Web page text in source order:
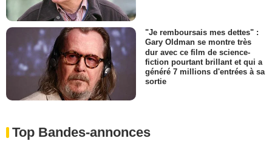
"Je remboursais mes dettes" :
Gary Oldman se montre très
dur avec ce film de science-
fiction pourtant brillant et qui a
généré 7 millions d'entrées à sa
sortie
Top Bandes-annonces